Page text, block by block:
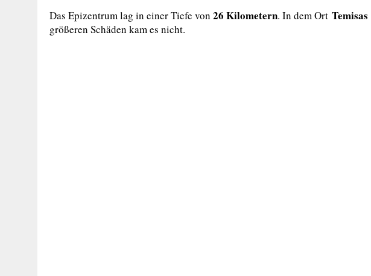
Das Epizentrum lag in einer Tiefe von 26 Kilometern. In dem Ort Temisas
größeren Schäden kam es nicht.